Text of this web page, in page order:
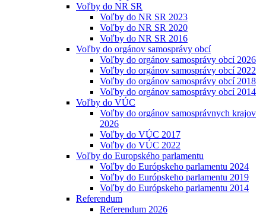
Voľby do NR SR
Voľby do NR SR 2023
Voľby do NR SR 2020
Voľby do NR SR 2016
Voľby do orgánov samosprávy obcí
Voľby do orgánov samosprávy obcí 2026
Voľby do orgánov samosprávy obcí 2022
Voľby do orgánov samosprávy obcí 2018
Voľby do orgánov samosprávy obcí 2014
Voľby do VÚC
Voľby do orgánov samosprávnych krajov
2026
Voľby do VÚC 2017
Voľby do VÚC 2022
Voľby do Europského parlamentu
Voľby do Európskeho parlamentu 2024
Voľby do Európskeho parlamentu 2019
Voľby do Európskeho parlamentu 2014
Referendum
Referendum 2026